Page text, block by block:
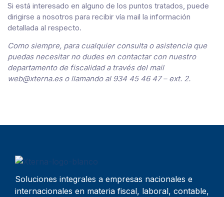
Si está interesado en alguno de los puntos tratados, puede
dirigirse a nosotros para recibir vía mail la información
detallada al respecto.
Como siempre, para cualquier consulta o asistencia que
puedas necesitar no dudes en contactar con nuestro
departamento de fiscalidad a través del mail
web@xterna.es o llamando al 934 45 46 47 – ext. 2.
Soluciones integrales a empresas nacionales e
internacionales en materia fiscal, laboral, contable,